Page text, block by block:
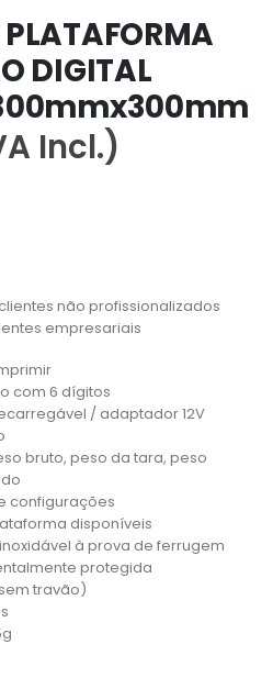
DIGITAL
Incl.)
não profissionalizados
empresariais
com 6 dígitos
/ adaptador 12V
bruto, peso da tara, peso
configurações
disponíveis
à prova de ferrugem
protegida
travão)